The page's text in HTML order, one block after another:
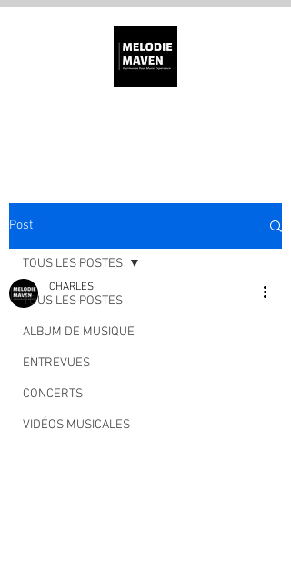
Post
TOUS LES POSTES
ALBUM DE MUSIQUE
ENTREVUES
CONCERTS
VIDÉOS MUSICALES
TOUS LES POSTES
CHARLES